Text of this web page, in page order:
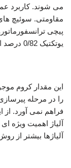
می شوند. کاربرد
مقاومتی. سوئیچ
پیچی
یوتکتیک 0/82 درصد اتمی است (دیاگرام فازی مس – کروم، شکل1).
این مقدار کروم
را در مرحله
فراهم نمی آورد. از
آلیاژ اهمیت ویژه
آلیاژها بیشتر از